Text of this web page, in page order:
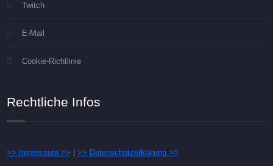
Twitch
E-Mail
Cookie-Richtlinie
Rechtliche Infos
>> Impressum >> >> Datenschutzerklärung >>